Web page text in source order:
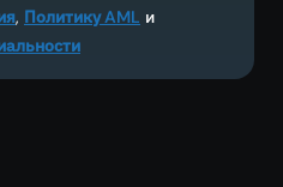
, Политику AML и